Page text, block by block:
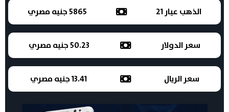
الذهب عيار 21 5865 جنيه مصري
سعر الدولار 50.23 جنيه مصري
سعر الريال 13.41 جنيه مصري